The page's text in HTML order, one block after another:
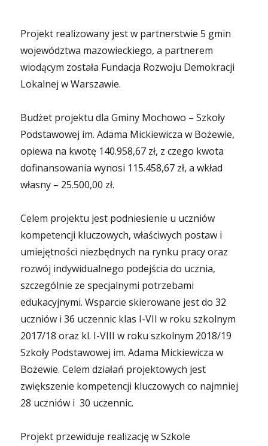
Projekt realizowany jest w partnerstwie 5 gmin
województwa mazowieckiego, a partnerem
wiodącym została Fundacja Rozwoju Demokracji
Lokalnej w Warszawie.
Budżet projektu dla Gminy Mochowo – Szkoły
Podstawowej im. Adama Mickiewicza w Bożewie,
opiewa na kwotę 140.958,67 zł, z czego kwota
dofinansowania wynosi 115.458,67 zł, a wkład
własny – 25.500,00 zł.
Celem projektu jest podniesienie u uczniów
kompetencji kluczowych, właściwych postaw i
umiejętności niezbędnych na rynku pracy oraz
rozwój indywidualnego podejścia do ucznia,
szczególnie ze specjalnymi potrzebami
edukacyjnymi. Wsparcie skierowane jest do 32
uczniów i 36 uczennic klas I-VII w roku szkolnym
2017/18 oraz kl. I-VIII w roku szkolnym 2018/19
Szkoły Podstawowej im. Adama Mickiewicza w
Bożewie. Celem działań projektowych jest
zwiększenie kompetencji kluczowych co najmniej
28 uczniów i 30 uczennic.
Projekt przewiduje realizację w Szkole